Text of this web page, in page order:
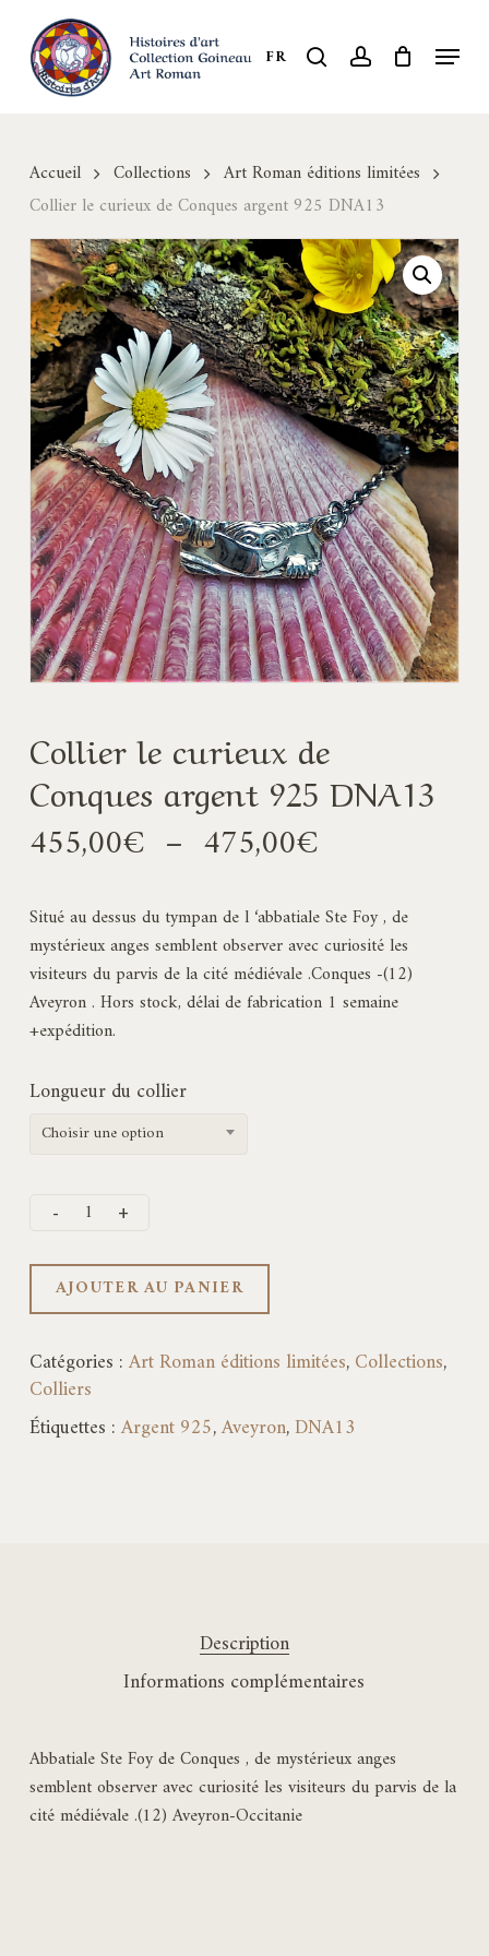
main
content
FR search account Menu
Accueil Collections
Art Roman éditions limitées
Collier le curieux de Conques argent 925 DNA13
Collier le curieux de
Conques argent 925 DNA13
455,00€ – 475,00€Plage
prix :
455,00€
à
475,00€
Situé au dessus du tympan de l ‘abbatiale Ste Foy , de
mystérieux anges semblent observer avec curiosité les
visiteurs du parvis de la cité médiévale .Conques -(12)
Aveyron . Hors stock, délai de fabrication 1 semaine
+expédition.
Longueur du collier
Choisir une option
AJOUTER AU PANIER
Catégories :Art Roman éditions limitées,Collections,
Colliers
Étiquettes :Argent 925,Aveyron,DNA13
Description
Informations complémentaires
Abbatiale Ste Foy de Conques , de mystérieux anges
semblent observer avec curiosité les visiteurs du parvis de la
cité médiévale .(12) Aveyron-Occitanie
Close